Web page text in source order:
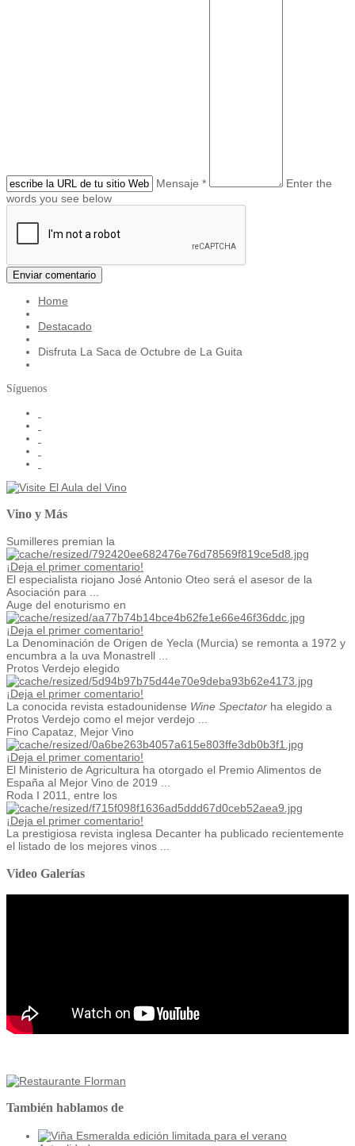
Mensaje *
Enter the
words you see below
Home
Destacado
Disfruta La Saca de Octubre de La Guita
Síguenos
Vino y Más
Sumilleres premian la
¡Deja el primer comentario!
El especialista riojano José Antonio Oteo será el asesor de la
Asociación para ...
Auge del enoturismo en
¡Deja el primer comentario!
La Denominación de Origen de Yecla (Murcia) se remonta a 1972 y
encumbra a la uva Monastrell ...
Protos Verdejo elegido
¡Deja el primer comentario!
La conocida revista estadounidense Wine Spectator ha elegido a
Protos Verdejo como el mejor verdejo ...
Fino Capataz, Mejor Vino
¡Deja el primer comentario!
El Ministerio de Agricultura ha otorgado el Premio Alimentos de
España al Mejor Vino de 2019 ...
Roda I 2011, entre los
¡Deja el primer comentario!
La prestigiosa revista inglesa Decanter ha publicado recientemente
el listado de los mejores vinos ...
Video Galerías
También hablamos de